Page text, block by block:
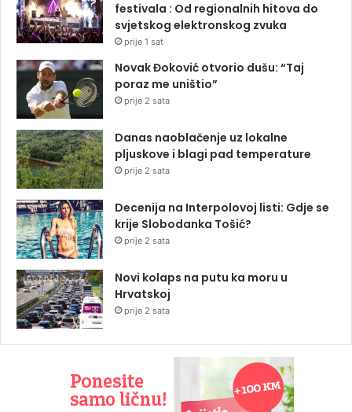
festivala : Od regionalnih hitova do
svjetskog elektronskog zvuka
prije 1 sat
Novak Đoković otvorio dušu: “Taj
poraz me uništio”
prije 2 sata
Danas naoblačenje uz lokalne
pljuskove i blagi pad temperature
prije 2 sata
Decenija na Interpolovoj listi: Gdje se
krije Slobodanka Tošić?
prije 2 sata
Novi kolaps na putu ka moru u
Hrvatskoj
prije 2 sata